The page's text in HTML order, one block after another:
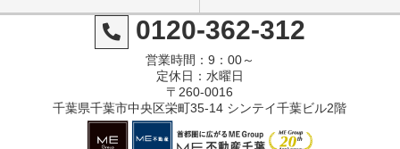
0120-362-312
営業時間：9：00～
定休日：水曜日
〒260-0016
千葉県千葉市中央区栄町35-14 シンテイ千葉ビル2階